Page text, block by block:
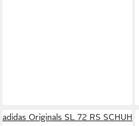
adidas Originals SL 72 RS SCHUH